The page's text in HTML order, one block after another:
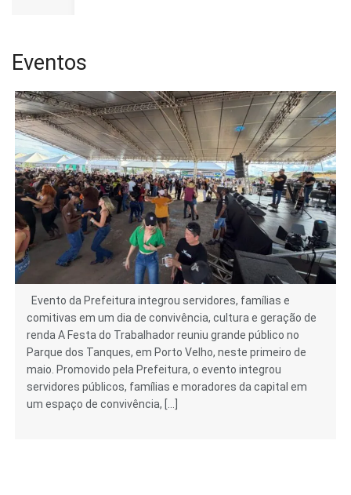
Eventos
Evento da Prefeitura integrou servidores, famílias e
comitivas em um dia de convivência, cultura e geração de
renda A Festa do Trabalhador reuniu grande público no
Parque dos Tanques, em Porto Velho, neste primeiro de
maio. Promovido pela Prefeitura, o evento integrou
servidores públicos, famílias e moradores da capital em
um espaço de convivência, […]